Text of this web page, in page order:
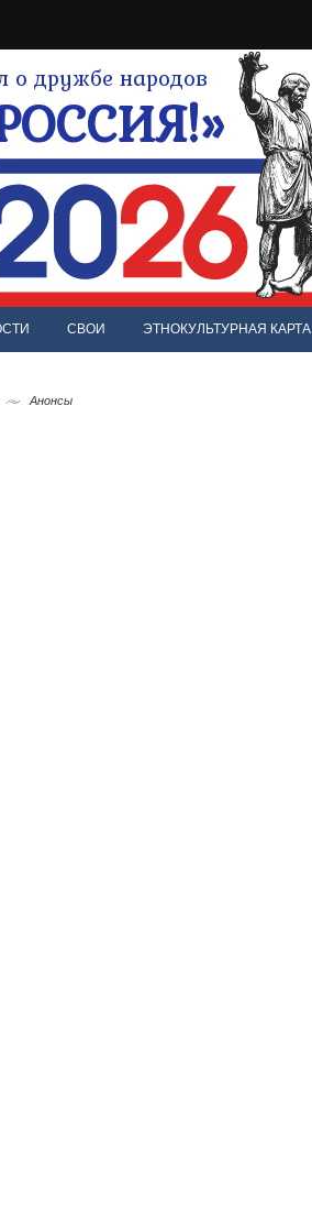
дружбе народов
СВОИ ЭТНОКУЛЬТУРНАЯ КАРТА
Анонсы